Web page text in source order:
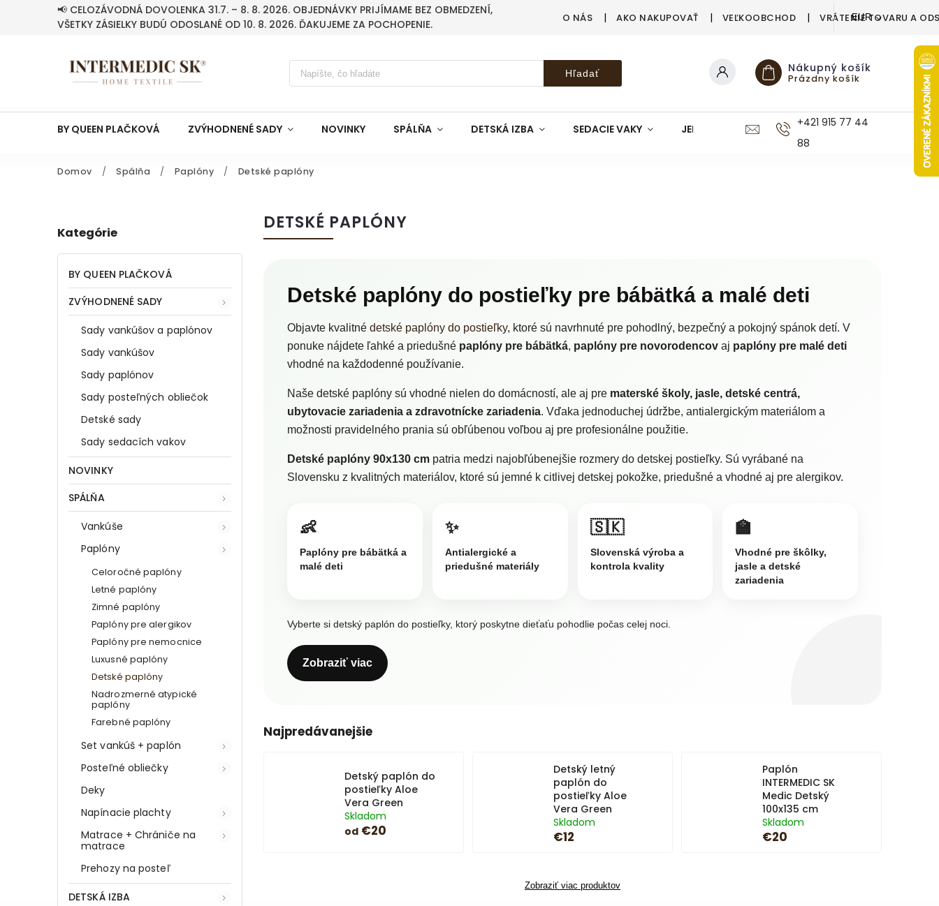
📢 CELOZÁVODNÁ DOVOLENKA 31.7. – 8. 8. 2026. OBJEDNÁVKY PRIJÍMAME BEZ OBMEDZENÍ,
VŠETKY ZÁSIELKY BUDÚ ODOSLANÉ OD 10. 8. 2026. ĎAKUJEME ZA POCHOPENIE.
O NÁS AKO NAKUPOVAŤ VEĽKOOBCHOD VRÁTENIE TOVARU A
EUR
Hľadať Nákupný košík
Prázdny košík
BY QUEEN PLAČKOVÁ ZVÝHODNENÉ SADY NOVINKY SPÁLŇA DETSKÁ IZBA SEDACIE VAKY JEDÁLEŇ KUCHYŇA KÚPEĽŇA
+421 915 77 44
88
Domov / Spálňa / Paplóny / Detské paplóny
Kategórie
BY QUEEN PLAČKOVÁ
ZVÝHODNENÉ SADY
Sady vankúšov a paplónov
Sady vankúšov
Sady paplónov
Sady posteľných obliečok
Detské sady
Sady sedacích vakov
NOVINKY
SPÁLŇA
Vankúše
Paplóny
Celoročné paplóny
Letné paplóny
Zimné paplóny
Paplóny pre alergikov
Paplóny pre nemocnice
Luxusné paplóny
Detské paplóny
Nadrozmerné atypické
paplóny
Farebné paplóny
Set vankúš + paplón
Posteľné obliečky
Deky
Napínacie plachty
Matrace + Chrániče na
matrace
Prehozy na posteľ
DETSKÁ IZBA
DETSKÉ PAPLÓNY
Detské paplóny do postieľky pre bábätká a malé deti
Objavte kvalitné detské paplóny do postieľky, ktoré sú navrhnuté pre pohodlný, bezpečný a pokojný spánok detí. V
ponuke nájdete ľahké a priedušné paplóny pre bábätká, paplóny pre novorodencov aj paplóny pre malé deti
vhodné na každodenné používanie.
Naše detské paplóny sú vhodné nielen do domácností, ale aj pre materské školy, jasle, detské centrá,
ubytovacie zariadenia a zdravotnícke zariadenia. Vďaka jednoduchej údržbe, antialergickým materiálom a
možnosti pravidelného prania sú obľúbenou voľbou aj pre profesionálne použitie.
Detské paplóny 90x130 cm patria medzi najobľúbenejšie rozmery do detskej postieľky. Sú vyrábané na
Slovensku z kvalitných materiálov, ktoré sú jemné k citlivej detskej pokožke, priedušné a vhodné aj pre alergikov.
👶
Paplóny pre bábätká a
malé deti
✨
Antialergické a
priedušné materiály
🇸🇰
Slovenská výroba a
kontrola kvality
🏫
Vhodné pre škôlky,
jasle a detské
zariadenia
Vyberte si detský paplón do postieľky, ktorý poskytne dieťaťu pohodlie počas celej noci.
Zobraziť viac
Najpredávanejšie
Detský paplón do
postieľky Aloe
Vera Green
Skladom
od €20
Detský letný
paplón do
postieľky Aloe
Vera Green
Skladom
€12
Paplón
INTERMEDIC SK
Medic Detský
100x135 cm
Skladom
€20
Zobraziť viac produktov